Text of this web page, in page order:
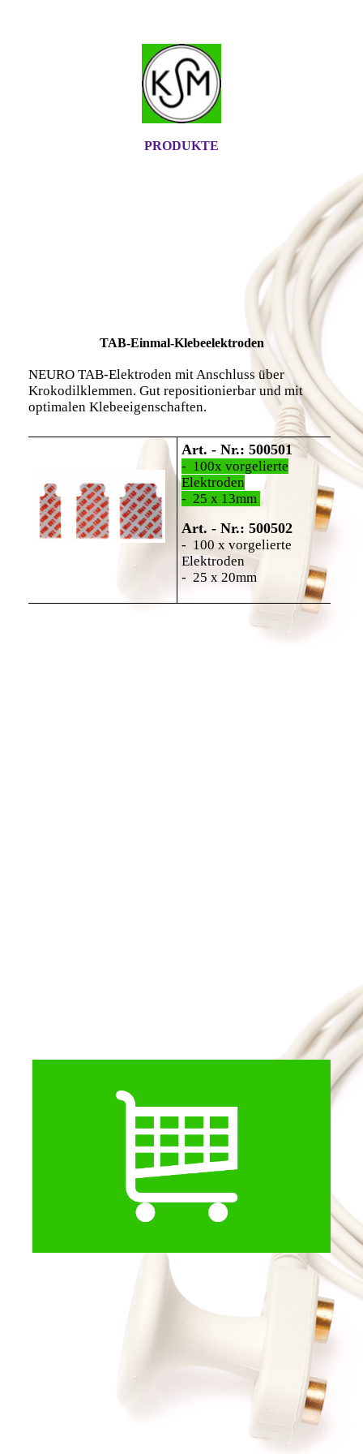
PRODUKTE
TAB-Einmal-Klebeelektroden
NEURO TAB-Elektroden mit Anschluss über
Krokodilklemmen. Gut repositionierbar und mit
optimalen Klebeeigenschaften.
Art. - Nr.: 500501
- 100x vorgelierte
Elektroden
- 25 x 13mm
Art. - Nr.: 500502
- 100 x vorgelierte
Elektroden
- 25 x 20mm